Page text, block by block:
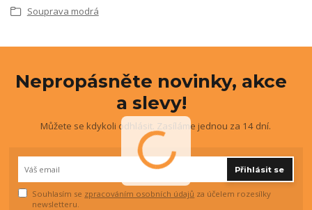
Souprava modrá
Nepropásněte novinky, akce
a slevy!
Můžete se kdykoli odhlásit. Zasíláme jednou za 14 dní.
Přihlásit se
Souhlasím se zpracováním osobních údajů za účelem rozesílky
newsletteru.